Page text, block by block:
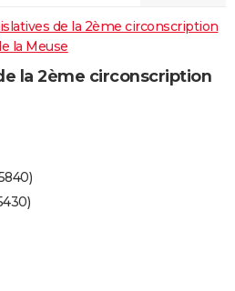
de la 2ème circonscription
la Meuse
la 2ème circonscription